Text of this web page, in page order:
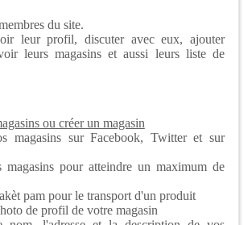
du site.
leur profil, discuter avec eux, ajouter
leurs magasins et aussi leurs liste de
ou créer un magasin
magasins sur Facebook, Twitter et sur
pour atteindre un maximum de
pam pour le transport d'un produit
de profil de votre magasin